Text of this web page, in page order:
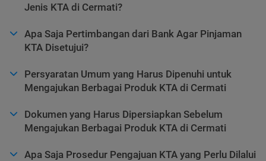
Jenis KTA di Cermati?
Apa Saja Pertimbangan dari Bank Agar Pinjaman
KTA Disetujui?
Persyaratan Umum yang Harus Dipenuhi untuk
Mengajukan Berbagai Produk KTA di Cermati
Dokumen yang Harus Dipersiapkan Sebelum
Mengajukan Berbagai Produk KTA di Cermati
Apa Saja Prosedur Pengajuan KTA yang Perlu Dilalui